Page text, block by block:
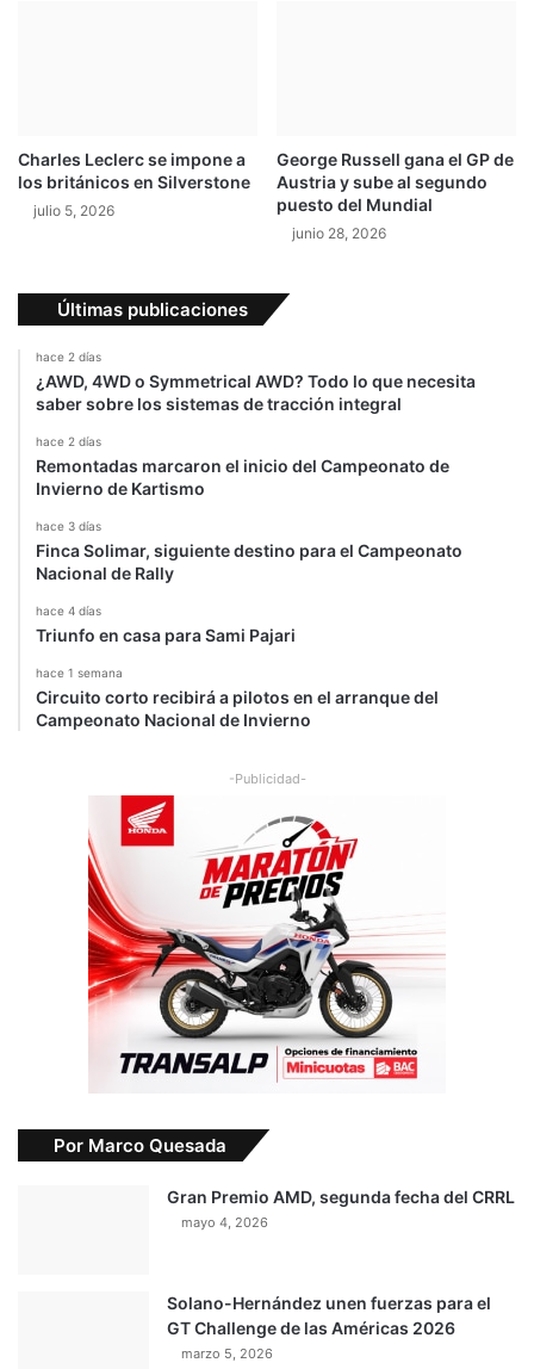
o
n
l
o
t
Charles Leclerc se impone a
los británicos en Silverstone
julio 5, 2026
George Russell gana el GP de
Austria y sube al segundo
puesto del Mundial
junio 28, 2026
Últimas publicaciones
hace 2 días
¿AWD, 4WD o Symmetrical AWD? Todo lo que necesita
saber sobre los sistemas de tracción integral
hace 2 días
Remontadas marcaron el inicio del Campeonato de
Invierno de Kartismo
hace 3 días
Finca Solimar, siguiente destino para el Campeonato
Nacional de Rally
hace 4 días
Triunfo en casa para Sami Pajari
hace 1 semana
Circuito corto recibirá a pilotos en el arranque del
Campeonato Nacional de Invierno
-Publicidad-
Por Marco Quesada
Gran Premio AMD, segunda fecha del CRRL
mayo 4, 2026
Solano-Hernández unen fuerzas para el
GT Challenge de las Américas 2026
marzo 5, 2026